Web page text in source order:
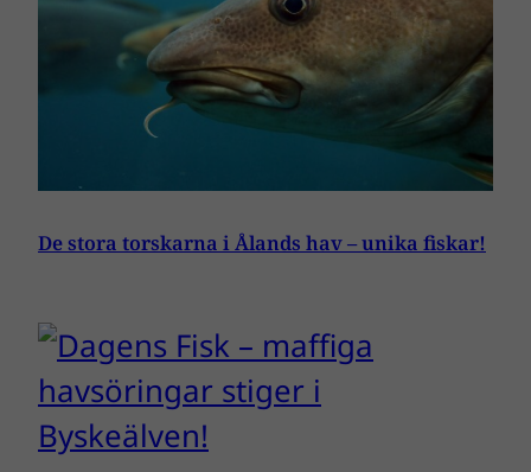
De stora torskarna i Ålands hav – unika fiskar!